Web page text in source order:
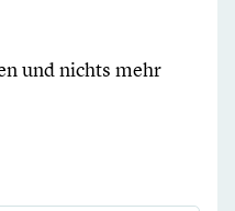
und nichts mehr